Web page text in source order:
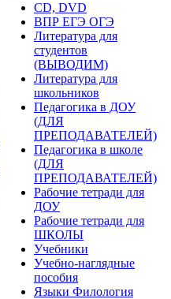
CD, DVD
ВПР ЕГЭ ОГЭ
Литература для
студентов
(ВЫВОДИМ)
Литература для
школьников
Педагогика в ДОУ
(ДЛЯ
ПРЕПОДАВАТЕЛЕЙ)
Педагогика в школе
(ДЛЯ
ПРЕПОДАВАТЕЛЕЙ)
Рабочие тетради для
ДОУ
Рабочие тетради для
ШКОЛЫ
Учебники
Учебно-наглядные
пособия
Языки Филология